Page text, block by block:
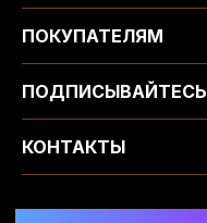
ПОКУПАТЕЛЯМ
ПОДПИСЫВАЙТЕСЬ
КОНТАКТЫ